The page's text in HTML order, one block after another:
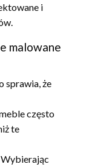
i
malowane
sprawia, że
często
te
Wybierając